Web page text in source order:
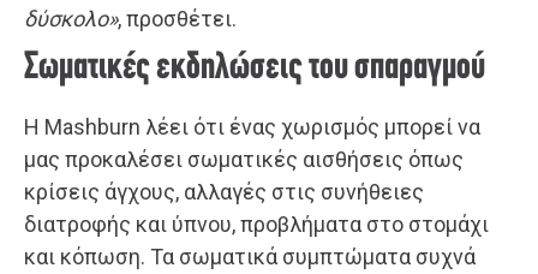
δύσκολο», προσθέτει.
Σωματικές εκδηλώσεις του σπαραγμού
Η Mashburn λέει ότι ένας χωρισμός μπορεί να
μας προκαλέσει σωματικές αισθήσεις όπως
κρίσεις άγχους, αλλαγές στις συνήθειες
διατροφής και ύπνου, προβλήματα στο στομάχι
και κόπωση. Τα σωματικά συμπτώματα συχνά